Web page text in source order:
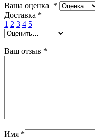
Ваша оценка *
Доставка *
1 2 3 4 5
Ваш отзыв *
Имя *